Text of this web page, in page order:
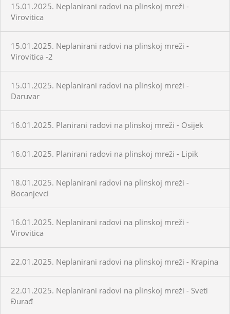
15.01.2025. Neplanirani radovi na plinskoj mreži -
Virovitica
15.01.2025. Neplanirani radovi na plinskoj mreži -
Virovitica -2
15.01.2025. Neplanirani radovi na plinskoj mreži -
Daruvar
16.01.2025. Planirani radovi na plinskoj mreži - Osijek
16.01.2025. Planirani radovi na plinskoj mreži - Lipik
18.01.2025. Neplanirani radovi na plinskoj mreži -
Bocanjevci
16.01.2025. Neplanirani radovi na plinskoj mreži -
Virovitica
22.01.2025. Neplanirani radovi na plinskoj mreži - Krapina
22.01.2025. Neplanirani radovi na plinskoj mreži - Sveti
Đurađ